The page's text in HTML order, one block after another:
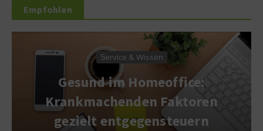
Empfohlen
Service & Wissen
Gesund im Homeoffice:
Krankmachenden Faktoren
gezielt entgegensteuern